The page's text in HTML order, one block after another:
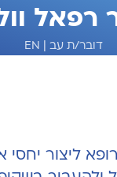
רפאל
דובר/ת עב |
EN
ליצור יחסי